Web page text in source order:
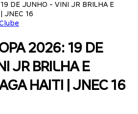
DE JUNHO - VINI JR BRILHA E
JNEC 16
2026: 19 DE
JR BRILHA E
HAITI | JNEC 16